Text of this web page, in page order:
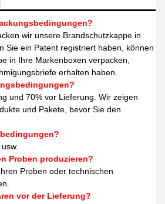
wir unsere Brandschutzkappe in
Sie ein Patent registriert haben, können
in Ihre Markenboxen verpacken,
erhalten haben.
und 70% vor Lieferung. Wir zeigen
und Pakete, bevor Sie den
Proben produzieren?
Proben oder technischen
vor der Lieferung?